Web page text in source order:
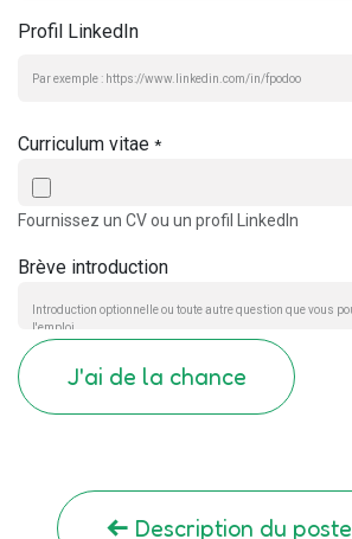
Profil LinkedIn
Curriculum vitae *
Fournissez un CV ou un profil LinkedIn
Brève introduction
J'ai de la chance
Description du poste